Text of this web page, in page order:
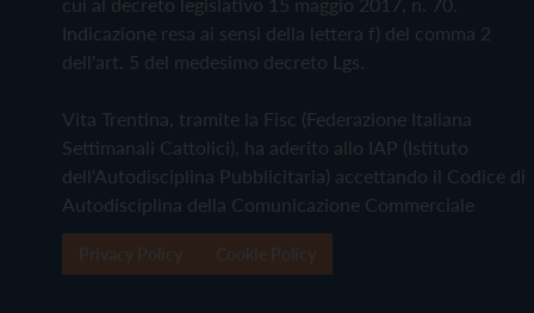
Indicazione resa ai sensi della lettera f) del comma 2
dell'art. 5 del medesimo decreto Lgs.
Vita Trentina, tramite la Fisc (Federazione Italiana
Settimanali Cattolici), ha aderito allo IAP (Istituto
dell'Autodisciplina Pubblicitaria) accettando il Codice di
Autodisciplina della Comunicazione Commerciale